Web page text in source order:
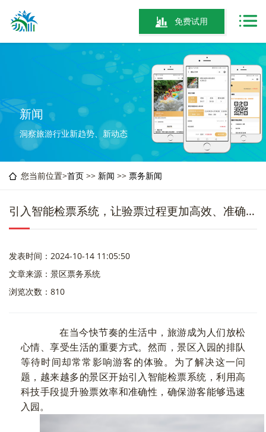
免费试用
新闻
洞察旅游行业新趋势、新动态
您当前位置>首页 >> 新闻 >> 票务新闻
引入智能检票系统，让验票过程更加高效、准确，实现疾速入园
发表时间：2024-10-14 11:05:50
文章来源：景区票务系统
浏览次数：810
在当今快节奏的生活中，旅游成为人们放松
心情、享受生活的重要方式。然而，景区入园的排队
等待时间却常常影响游客的体验。为了解决这一问
题，越来越多的景区开始引入智能检票系统，利用高
科技手段提升验票效率和准确性，确保游客能够迅速
入园。